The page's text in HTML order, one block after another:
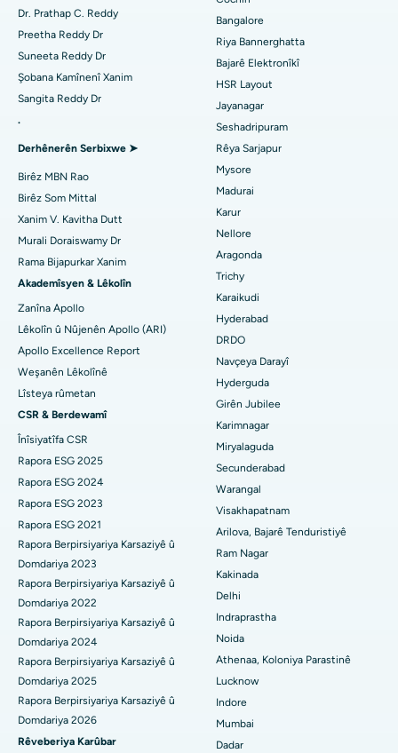
Jinekolog Bibîne
Psîkolog Bibîne
Cerrahê Giştî Bibîne
Nexweşxaneya herî baş li Kanpur Road, Lucknow
Nexweşxaneya herî baş li Sektora-26, Noida
Nexweşxaneya herî baş li Gandhinagar, Ahmedabad
Nexweşxaneya herî baş li Aragonda, Andhra Pradesh
Nexweşxaneya herî baş li Bannerghatta Road, Bangalore
Nexweşxaneya herî baş li Yekîneya-15, Bhubaneswar
Nexweşxaneya herî baş li Seepat Road, Bilaspur
Nexweşxaneya herî baş li Ellisbridge, Ahmedabad
Nexweşxaneya herî baş li New Delhiyê
Nexweşxaneya herî baş li DRDO, Hyderabad
Nexweşxaneya herî baş li GS Road, Guwahati
Nexweşxaneya herî baş li Hyderguda, Hyderabad
Nexweşxaneya herî baş li Vijay Nagar, Indore
Nexweşxaneya herî baş li Suryaraopeta Main Road, Kakinada
Nexweşxaneya herî baş li Rêya Circular a Canal, Kolkata
Nexweşxaneya herî baş li CBD Belapur, Navi Mumbai
Nexweşxaneya herî baş li Panchavati, Nashik
Nexweşxaneya herî baş li secunderabad, Hyderabad
Nexweşxaneya çêtirîn li Seshadripuram, Bangalore
Nexweşxaneya herî baş li Waltair Main Road, Visakhapatnam
Nexweşxaneya çêtirîn li Subhash Nagar Road, Karimnagar
Ablation kateter
Veguhestina erikê Berepaş
Embolîzasyona Artery Uterine
Emeliyata Penceşêrê Sîngê
Brachytherapy
Kolonyoscopy
Polypotomy
Stîlasyona Mejî ya Kûr
Diyalîza Peritoneal
Biopsiya gurçikê
Surgery Cytoreductive
Guhertina Tevahî ya Çokê ya Seramîk
ERCP
Dr. Prathap C. Reddy
Preetha Reddy Dr
Suneeta Reddy Dr
Şobana Kamînenî Xanim
Sangita Reddy Dr
.
Derhênerên Serbixwe ➤
Birêz MBN Rao
Birêz Som Mittal
Xanim V. Kavitha Dutt
Murali Doraiswamy Dr
Rama Bijapurkar Xanim
Akademîsyen & Lêkolîn
Zanîna Apollo
Lêkolîn û Nûjenên Apollo (ARI)
Apollo Excellence Report
Weşanên Lêkolînê
Lîsteya rûmetan
CSR & Berdewamî
Înîsiyatîfa CSR
Rapora ESG 2025
Rapora ESG 2024
Rapora ESG 2023
Rapora ESG 2021
Rapora Berpirsiyariya Karsaziyê û
Domdariya 2023
Rapora Berpirsiyariya Karsaziyê û
Domdariya 2022
Rapora Berpirsiyariya Karsaziyê û
Domdariya 2024
Rapora Berpirsiyariya Karsaziyê û
Domdariya 2025
Rapora Berpirsiyariya Karsaziyê û
Domdariya 2026
Rêveberiya Karûbar
Bangalore
Riya Bannerghatta
Bajarê Elektronîkî
HSR Layout
Jayanagar
Seshadripuram
Rêya Sarjapur
Mysore
Madurai
Karur
Nellore
Aragonda
Trichy
Karaikudi
Hyderabad
DRDO
Navçeya Darayî
Hyderguda
Girên Jubilee
Karimnagar
Miryalaguda
Secunderabad
Warangal
Visakhapatnam
Arilova, Bajarê Tenduristiyê
Ram Nagar
Kakinada
Delhi
Indraprastha
Noida
Athenaa, Koloniya Parastinê
Lucknow
Indore
Mumbai
Dadar